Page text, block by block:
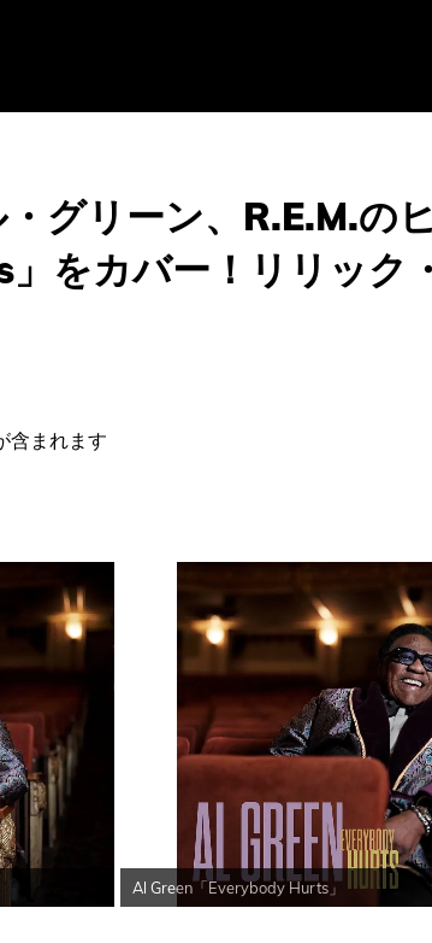
グリーン、R.E.M.の
をカバー！リリック
含まれます
Al Green「Everybody Hurts」